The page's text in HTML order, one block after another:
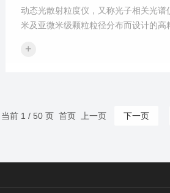
动态光散射粒度仪，又称光子相关光谱
米及亚微米级颗粒粒径分布而设计的高
要用于表征胶体、蛋白质、聚合物、乳
运动。这种运动导致散射光的强度随时
+
当前 1 / 50 页 首页 上一页 下一页